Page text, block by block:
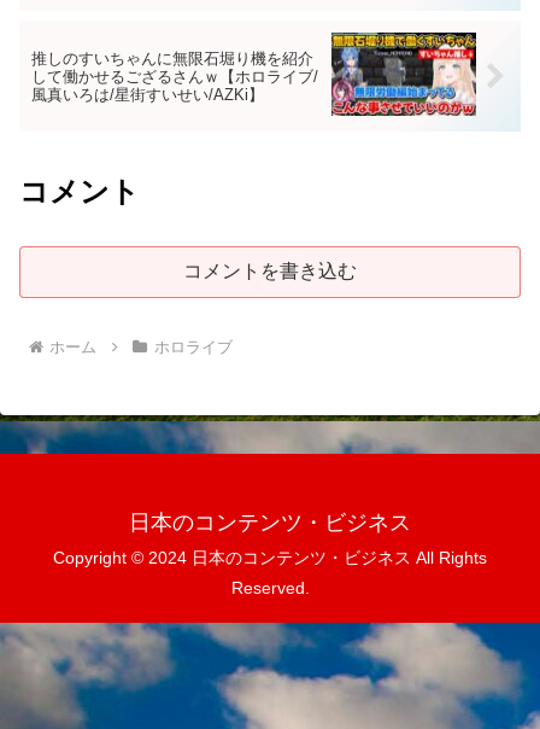
推しのすいちゃんに無限石堀り機を紹介
して働かせるござるさんｗ【ホロライブ/
風真いろは/星街すいせい/AZKi】
コメント
コメントを書き込む
ホーム ホロライブ
日本のコンテンツ・ビジネス
Copyright © 2024 日本のコンテンツ・ビジネス All Rights
Reserved.